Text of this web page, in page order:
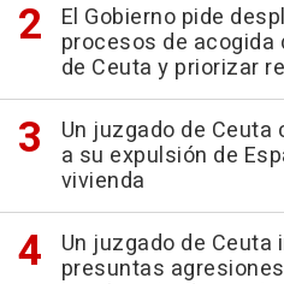
El Gobierno pide
procesos de
de Ceuta y priorizar
Un juzgado de
a su expulsión de
vivienda
Un juzgado de
presuntas